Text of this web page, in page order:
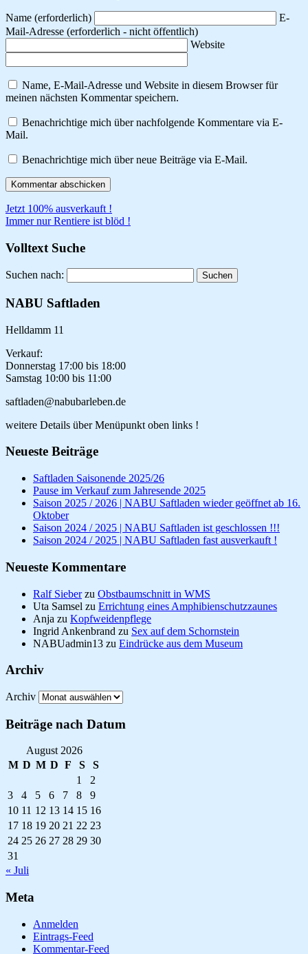
Name (erforderlich)
E-
Mail-Adresse (erforderlich - nicht öffentlich)
Website
Name, E-Mail-Adresse und Website in diesem Browser für
meinen nächsten Kommentar speichern.
Benachrichtige mich über nachfolgende Kommentare via E-
Mail.
Benachrichtige mich über neue Beiträge via E-Mail.
Jetzt 100% ausverkauft !
Immer nur Rentiere ist blöd !
Volltext Suche
Suchen nach:
NABU Saftladen
Helldamm 11
Verkauf:
Donnerstag 17:00 bis 18:00
Samstag 10:00 bis 11:00
saftladen@nabubarleben.de
weitere Details über Menüpunkt oben links !
Neueste Beiträge
Saftladen Saisonende 2025/26
Pause im Verkauf zum Jahresende 2025
Saison 2025 / 2026 | NABU Saftladen wieder geöffnet ab 16.
Oktober
Saison 2024 / 2025 | NABU Saftladen ist geschlossen !!!
Saison 2024 / 2025 | NABU Saftladen fast ausverkauft !
Neueste Kommentare
Ralf Sieberzu Obstbaumschnitt in WMS
Uta Samsel zu Errichtung eines Amphibienschutzzaunes
Anja zu Kopfweidenpflege
Ingrid Ankenbrand zu Sex auf dem Schornstein
NABUadmin13 zu Eindrücke aus dem Museum
Archiv
Archiv
Beiträge nach Datum
August 2026
M D M D F S
S
1
2
3
4 5 6 7 8
9
10 11 12 13 14 15 16
17 18 19 20 21 22 23
24 25 26 27 28 29 30
31
« Juli
Meta
Anmelden
Eintrags-Feed
Kommentar-Feed